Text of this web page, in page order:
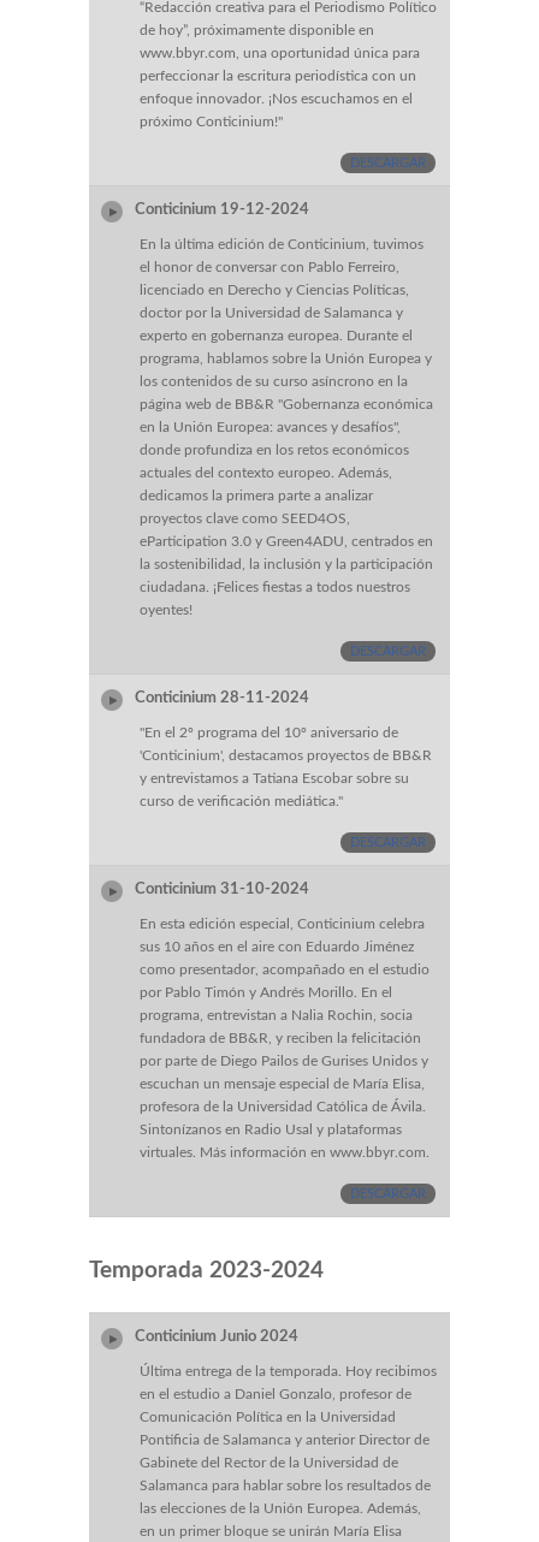
“Redacción creativa para el Periodismo Político
de hoy”, próximamente disponible en
www.bbyr.com, una oportunidad única para
perfeccionar la escritura periodística con un
enfoque innovador. ¡Nos escuchamos en el
próximo Conticinium!"
DESCARGAR
Conticinium 19-12-2024
En la última edición de Conticinium, tuvimos
el honor de conversar con Pablo Ferreiro,
licenciado en Derecho y Ciencias Políticas,
doctor por la Universidad de Salamanca y
experto en gobernanza europea. Durante el
programa, hablamos sobre la Unión Europea y
los contenidos de su curso asíncrono en la
página web de BB&R "Gobernanza económica
en la Unión Europea: avances y desafíos",
donde profundiza en los retos económicos
actuales del contexto europeo. Además,
dedicamos la primera parte a analizar
proyectos clave como SEED4OS,
eParticipation 3.0 y Green4ADU, centrados en
la sostenibilidad, la inclusión y la participación
ciudadana. ¡Felices fiestas a todos nuestros
oyentes!
DESCARGAR
Conticinium 28-11-2024
"En el 2º programa del 10º aniversario de
'Conticinium', destacamos proyectos de BB&R
y entrevistamos a Tatiana Escobar sobre su
curso de verificación mediática."
DESCARGAR
Conticinium 31-10-2024
En esta edición especial, Conticinium celebra
sus 10 años en el aire con Eduardo Jiménez
como presentador, acompañado en el estudio
por Pablo Timón y Andrés Morillo. En el
programa, entrevistan a Nalia Rochin, socia
fundadora de BB&R, y reciben la felicitación
por parte de Diego Pailos de Gurises Unidos y
escuchan un mensaje especial de María Elisa,
profesora de la Universidad Católica de Ávila.
Sintonízanos en Radio Usal y plataformas
virtuales. Más información en www.bbyr.com.
DESCARGAR
Temporada 2023-2024
Conticinium Junio 2024
Última entrega de la temporada. Hoy recibimos
en el estudio a Daniel Gonzalo, profesor de
Comunicación Política en la Universidad
Pontificia de Salamanca y anterior Director de
Gabinete del Rector de la Universidad de
Salamanca para hablar sobre los resultados de
las elecciones de la Unión Europea. Además,
en un primer bloque se unirán María Elisa